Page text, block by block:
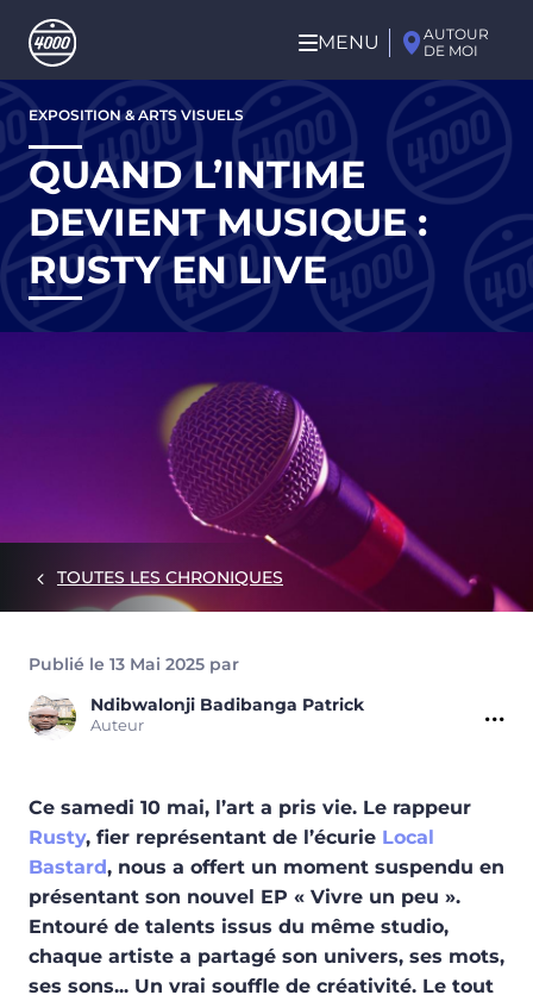
Aller au contenu principal
MENU
AUTOUR
DE MOI
Aller
au
contenu
principal
EXPOSITION & ARTS VISUELS
QUAND L’INTIME
DEVIENT MUSIQUE :
RUSTY EN LIVE
TOUTES LES CHRONIQUES
Ce samedi 10 mai, l’art a pris vie. Le rappeur
Rusty, fier représentant de l’écurie Local
Bastard, nous a offert un moment suspendu en
présentant son nouvel EP « Vivre un peu ».
Entouré de talents issus du même studio,
chaque artiste a partagé son univers, ses mots,
ses sons... Un vrai souffle de créativité. Le tout
Publié le 13 Mai 2025 par
Ndibwalonji Badibanga Patrick
Auteur